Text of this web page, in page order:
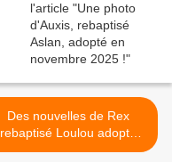
Des nouvelles de Rex
rebaptisé Loulou adopté
adulte en avril 2020 ! >